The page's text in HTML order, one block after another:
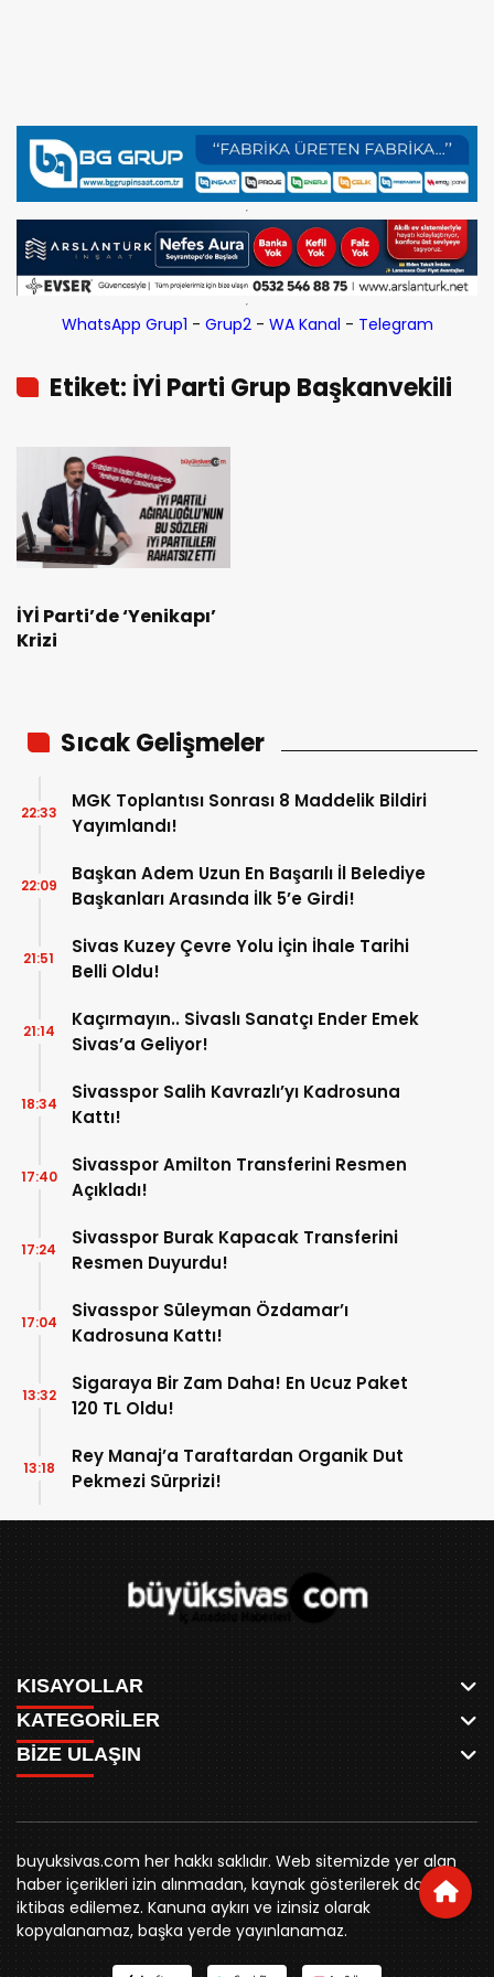
WhatsApp Grup1 - Grup2- WA Kanal - Telegram
Etiket: İYİ Parti Grup Başkanvekili
İYİ Parti’de ‘Yenikapı’
Krizi
Sıcak Gelişmeler
MGK Toplantısı Sonrası 8 Maddelik Bildiri
Yayımlandı!
22:33
Başkan Adem Uzun En Başarılı İl Belediye
Başkanları Arasında İlk 5’e Girdi!
22:09
Sivas Kuzey Çevre Yolu İçin İhale Tarihi
Belli Oldu!
21:51
Kaçırmayın.. Sivaslı Sanatçı Ender Emek
Sivas’a Geliyor!
21:14
Sivasspor Salih Kavrazlı’yı Kadrosuna
Kattı!
18:34
Sivasspor Amilton Transferini Resmen
Açıkladı!
17:40
Sivasspor Burak Kapacak Transferini
Resmen Duyurdu!
17:24
Sivasspor Süleyman Özdamar’ı
Kadrosuna Kattı!
17:04
Sigaraya Bir Zam Daha! En Ucuz Paket
120 TL Oldu!
13:32
Rey Manaj’a Taraftardan Organik Dut
Pekmezi Sürprizi!
13:18
KISAYOLLAR
ANASAYFA
AKSU CANLI
MEYDAN CANLI
MEDRESELER CANLI
MERAKÜM CANLI
YUKARI TEKKE CANLI
KURUMSAL KİMLİK
REKLAM FİYATLARI
BİZE ULAŞIN
KÜNYE
KATEGORİLER
WHATSAPP
SPOR
SİYASET
BELEDİYE
SİVAS VALİLİĞİ
ÜNİVERSİTE
KURUMLAR
STK
YORUM
BİZE ULAŞIN
0346 221 00 60
buyuksivashaber@gmail.com
Örtülüpınar Mah. İnönü Bulvarı Özkahya Apt. Kat:3 D:7
Sivas
buyuksivas.com her hakkı saklıdır. Web sitemizde yer alan
haber içerikleri izin alınmadan, kaynak gösterilerek dahi
iktibas edilemez. Kanuna aykırı ve izinsiz olarak
kopyalanamaz, başka yerde yayınlanamaz.